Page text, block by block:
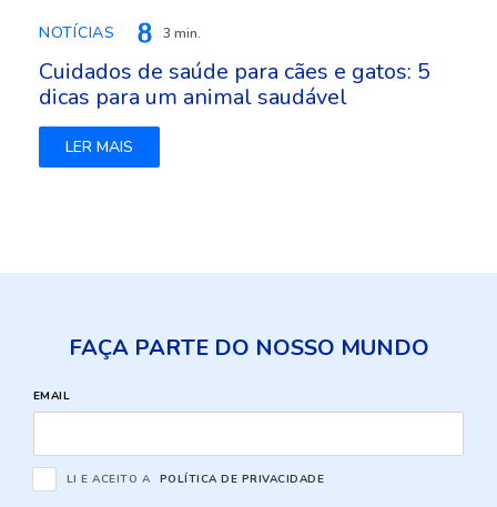
NOTÍCIAS 3 min.
Cuidados de saúde para cães e gatos: 5
dicas para um animal saudável
LER MAIS
FAÇA PARTE DO NOSSO MUNDO
EMAIL
LI E ACEITO A POLÍTICA DE PRIVACIDADE